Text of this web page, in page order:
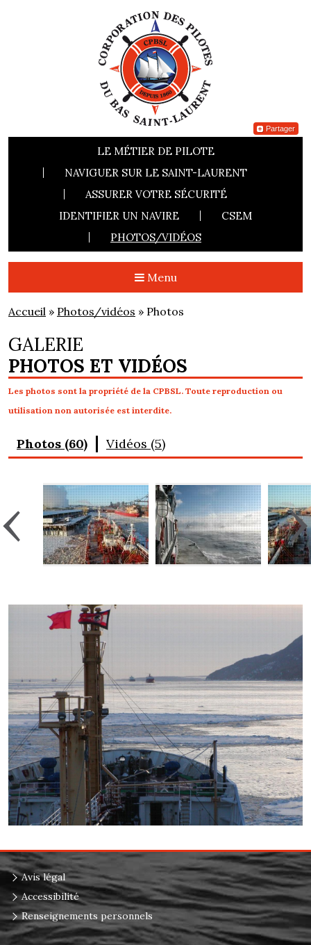
Partager
LE MÉTIER DE PILOTE
NAVIGUER SUR LE SAINT-LAURENT
ASSURER VOTRE SÉCURITÉ
IDENTIFIER UN NAVIRE
CSEM
PHOTOS/VIDÉOS
Menu
Accueil » Photos/vidéos » Photos
GALERIE
PHOTOS ET VIDÉOS
Les photos sont la propriété de la CPBSL. Toute reproduction ou
utilisation non autorisée est interdite.
Photos (60) Vidéos (5)
‹ ›
Avis légal
Accessibilité
Renseignements personnels